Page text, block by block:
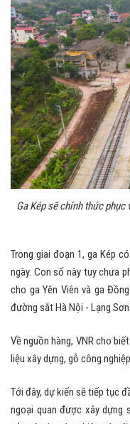
Ga Kép sẽ chính thức
Trong giai đoạn 1, ga Kép
ngày. Con số này tuy chưa
cho ga Yên Viên và ga
đường sắt Hà Nội - Lạng
Về nguồn hàng, VNR cho
liệu xây dựng, gỗ công
Tới đây, dự kiến sẽ tiếp tục
ngoại quan được xây dựng